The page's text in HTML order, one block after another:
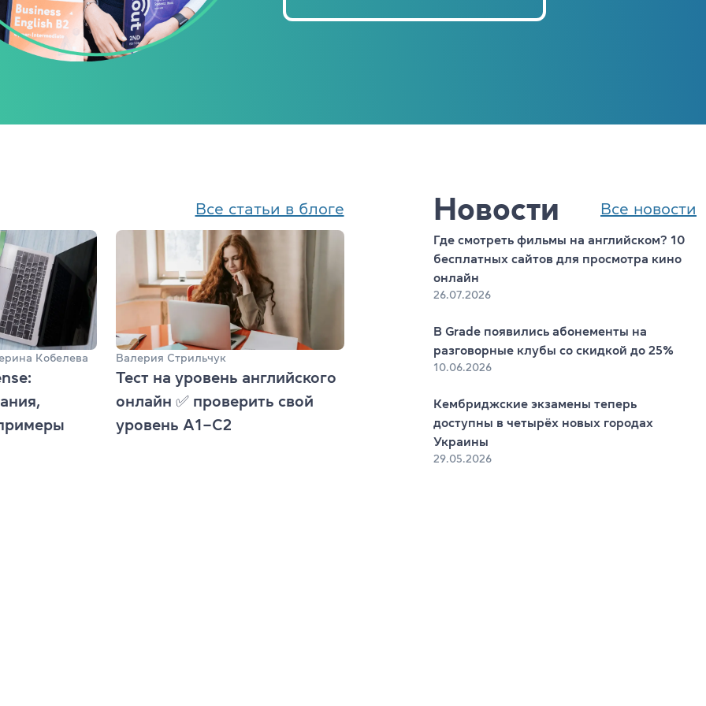
Все статьи в блоге
Кобелева Валерия Стрильчук
Тест на уровень английского
онлайн ✅ проверить свой
уровень А1–С2
Новости Все новости
Где смотреть фильмы на английском? 10
бесплатных сайтов для просмотра кино
онлайн
26.07.2026
В Grade появились абонементы на
разговорные клубы со скидкой до 25%
10.06.2026
Кембриджские экзамены теперь
доступны в четырёх новых городах
Украины
29.05.2026